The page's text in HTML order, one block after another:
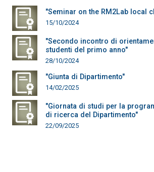
"Seminar on the RM2Lab local
15/10/2024
"Secondo incontro di
studenti del primo anno"
28/10/2024
"Giunta di Dipartimento"
14/02/2025
"Giornata di studi per la
di ricerca del Dipartimento"
22/09/2025